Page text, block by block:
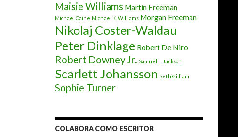
Maisie Williams Martin Freeman
Michael Caine Michael K. Williams Morgan Freeman
Nikolaj Coster-Waldau
Peter Dinklage Robert De Niro
Robert Downey Jr. Samuel L. Jackson
Scarlett Johansson Seth Gilliam
Sophie Turner
COLABORA COMO ESCRITOR